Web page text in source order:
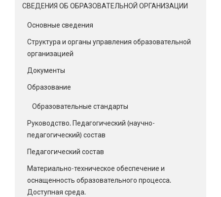
СВЕДЕНИЯ ОБ ОБРАЗОВАТЕЛЬНОЙ ОРГАНИЗАЦИИ
Основные сведения
Структура и органы управления образовательной
организацией
Документы
Образование
Образовательные стандарты
Руководство. Педагогический (научно-
педагогический) состав
Педагогический состав
Материально-техническое обеспечение и
оснащенность образовательного процесса.
Доступная среда.